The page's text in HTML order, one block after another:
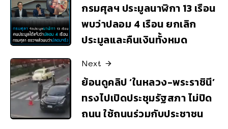
กรมศุลฯ ประมูลนาฬิกา 13 เรือน
พบว่าปลอม 4 เรือน ยกเลิก
ประมูลและคืนเงินทั้งหมด
Next
ย้อนดูคลิป ‘ในหลวง-พระราชินี’
ทรงไปเปิดประชุมรัฐสภา ไม่ปิด
ถนน ใช้ถนนร่วมกับประชาชน